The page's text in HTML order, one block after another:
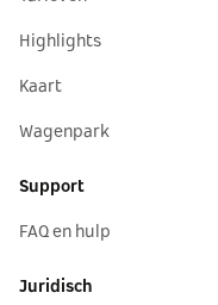
Highlights
Kaart
Wagenpark
Support
FAQ en hulp
Juridisch